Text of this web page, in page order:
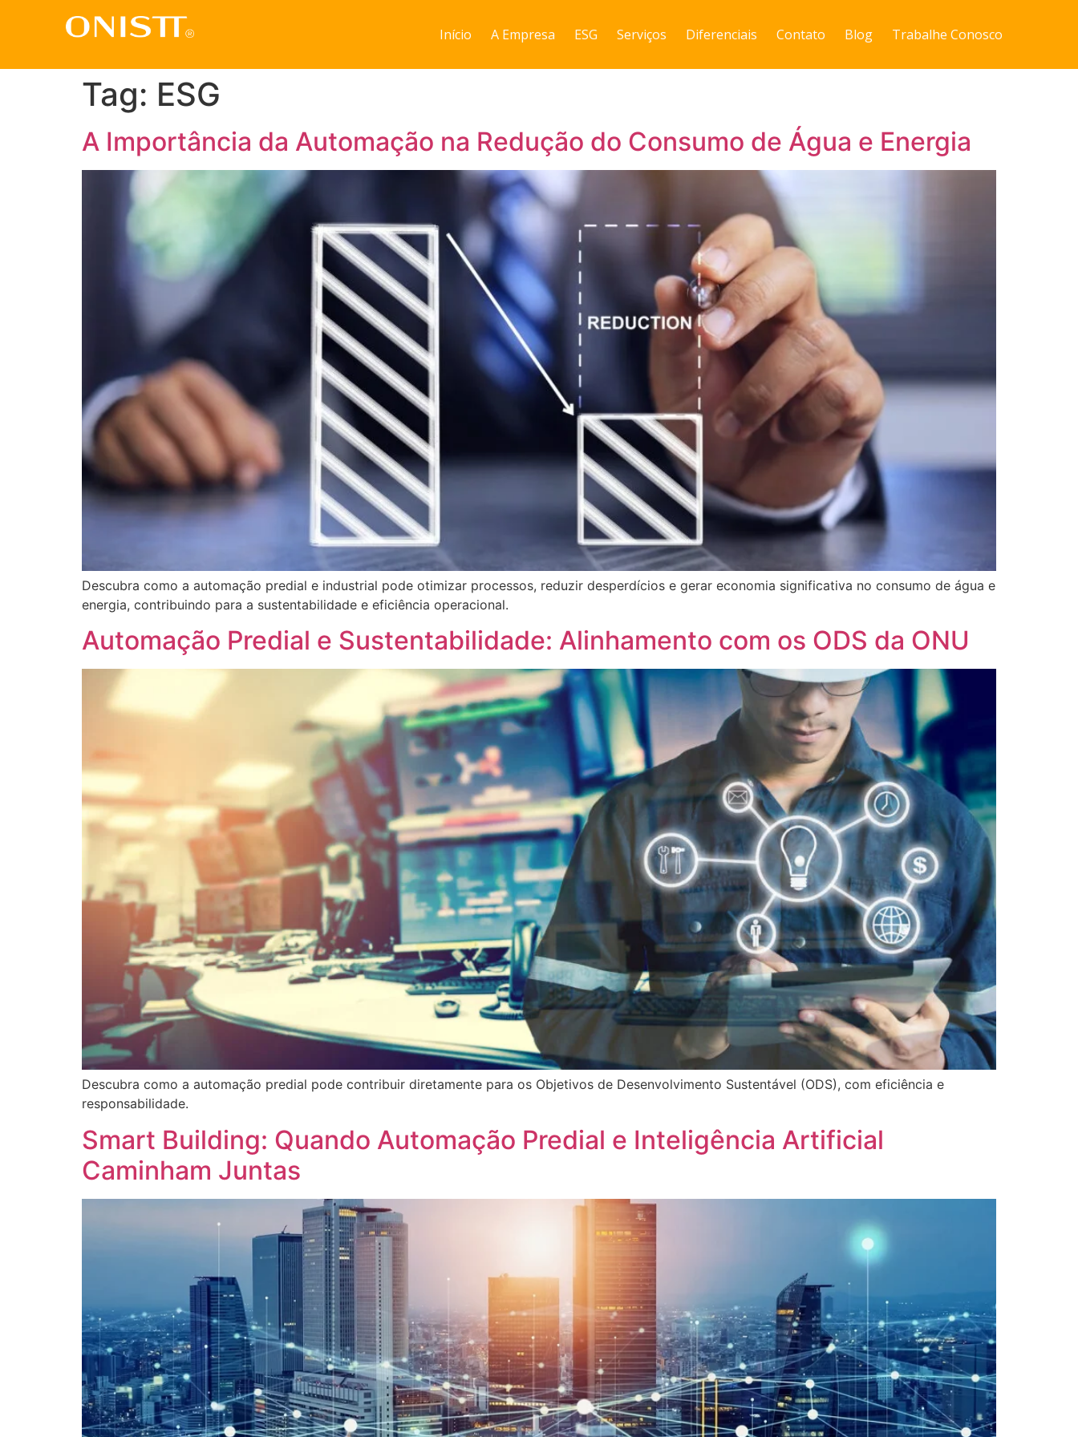
Início A Empresa ESG Serviços Diferenciais Contato Blog Trabalhe Conosco
Tag: ESG
A Importância da Automação na Redução do Consumo de Água e Energia
Descubra como a automação predial e industrial pode otimizar processos, reduzir desperdícios e gerar economia significativa no consumo de água e
energia, contribuindo para a sustentabilidade e eficiência operacional.
Automação Predial e Sustentabilidade: Alinhamento com os ODS da ONU
Descubra como a automação predial pode contribuir diretamente para os Objetivos de Desenvolvimento Sustentável (ODS), com eficiência e
responsabilidade.
Smart Building: Quando Automação Predial e Inteligência Artificial
Caminham Juntas